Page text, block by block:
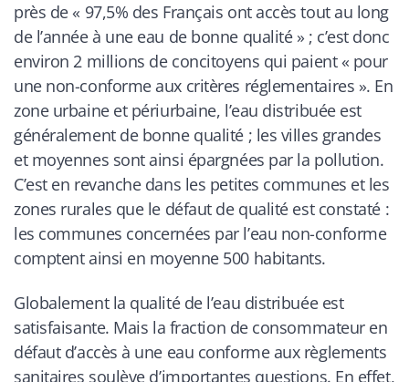
près de « 97,5% des Français ont accès tout au long
de l’année à une eau de bonne qualité » ; c’est donc
environ 2 millions de concitoyens qui paient « pour
une non-conforme aux critères réglementaires ». En
zone urbaine et périurbaine, l’eau distribuée est
généralement de bonne qualité ; les villes grandes
et moyennes sont ainsi épargnées par la pollution.
C’est en revanche dans les petites communes et les
zones rurales que le défaut de qualité est constaté :
les communes concernées par l’eau non-conforme
comptent ainsi en moyenne 500 habitants.
Globalement la qualité de l’eau distribuée est
satisfaisante. Mais la fraction de consommateur en
défaut d’accès à une eau conforme aux règlements
sanitaires soulève d’importantes questions. En effet,